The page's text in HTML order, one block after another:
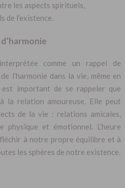
les aspects spirituels,
de l’existence.
comme un rappel de
l’harmonie dans la vie, même en
est important de se rappeler que
la relation amoureuse. Elle peut
de la vie : relations amicales,
physique et émotionnel. L’heure
à notre propre équilibre et à
les sphères de notre existence.